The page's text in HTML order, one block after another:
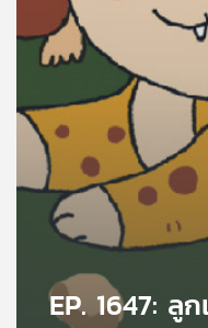
และ
กิจกรรม
เกี่ยว
EP. 1647: ลู